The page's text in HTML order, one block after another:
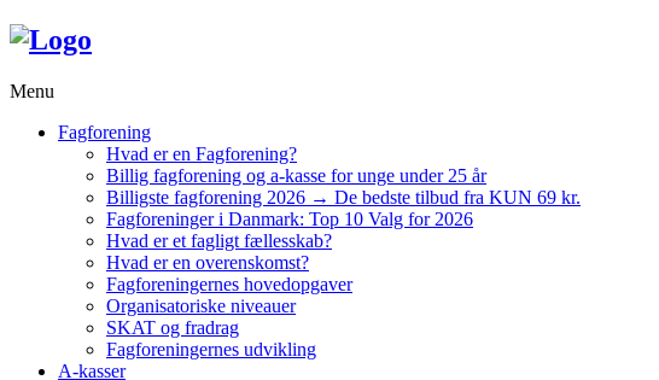
Menu
Fagforening
Hvad er en Fagforening?
Billig fagforening og a-kasse for unge under 25 år
Billigste fagforening 2026 → De bedste tilbud fra KUN 69 kr.
Fagforeninger i Danmark: Top 10 Valg for 2026
Hvad er et fagligt fællesskab?
Hvad er en overenskomst?
Fagforeningernes hovedopgaver
Organisatoriske niveauer
SKAT og fradrag
Fagforeningernes udvikling
A-kasser